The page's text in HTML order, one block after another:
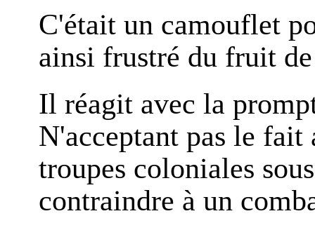
C'était un camouflet
ainsi frustré du fruit
Il réagit avec la
N'acceptant pas le
troupes coloniales
contraindre à un